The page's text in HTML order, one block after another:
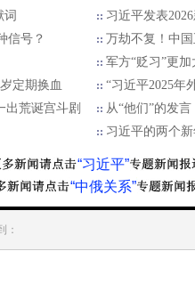
词
习近平发表
信号？
万劫不复！中
军方“贬习”更加
定期换血
“习近平2025年
出荒诞宫斗剧
从“他们”的发
习近平的两个
“习近平”
“中俄关系”
：